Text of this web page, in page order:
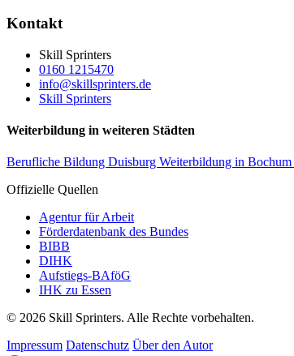
Kontakt
Skill Sprinters
0160 1215470
info@skillsprinters.de
Skill Sprinters
Weiterbildung in weiteren Städten
Berufliche Bildung Duisburg Weiterbildung in Bochum
Offizielle Quellen
Agentur für Arbeit
Förderdatenbank des Bundes
BIBB
DIHK
Aufstiegs-BAföG
IHK zu Essen
© 2026 Skill Sprinters. Alle Rechte vorbehalten.
Impressum Datenschutz Über den Autor